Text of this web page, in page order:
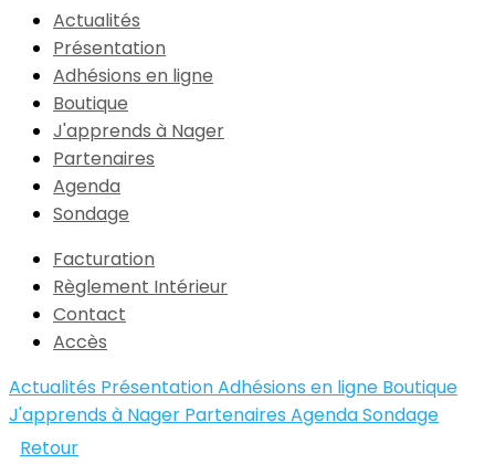
Actualités
Présentation
Adhésions en ligne
Boutique
J'apprends à Nager
Partenaires
Agenda
Sondage
Facturation
Règlement Intérieur
Contact
Accès
Actualités PrésentationAdhésions en ligne Boutique
J'apprends à Nager Partenaires AgendaSondage
Retour